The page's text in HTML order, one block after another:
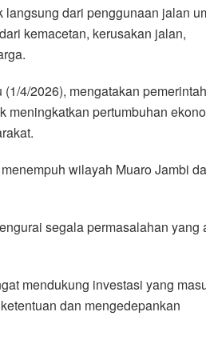
dari penggunaan jalan
kemacetan, kerusakan jalan,
4/2026), mengatakan
meningkatkan pertumbuhan
wilayah Muaro Jambi
segala permasalahan yang
mendukung investasi yang
dan mengedepankan